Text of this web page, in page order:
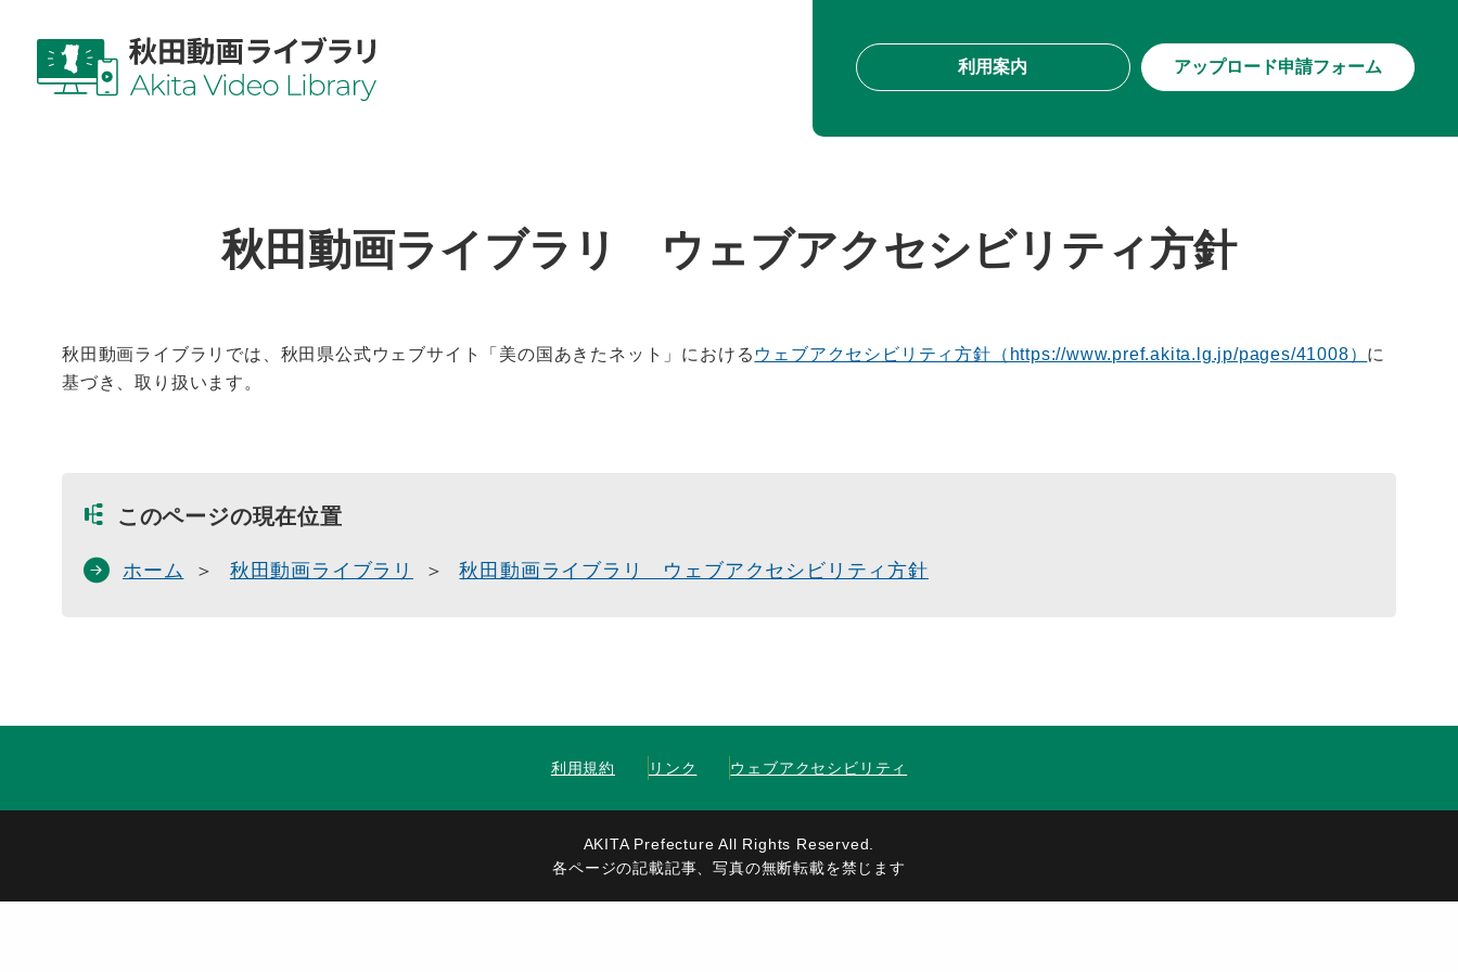
利用案内 アップロード申請フォーム
秋田動画ライブラリ ウェブアクセシビリティ方針
秋田動画ライブラリでは、秋田県公式ウェブサイト「美の国あきたネット」における ウェブアクセシビリティ方針（https://www.pref.akita.lg.jp/pages/41008） に
基づき、取り扱います。
このページの現在位置
ホーム 秋田動画ライブラリ 秋田動画ライブラリ ウェブアクセシビリティ方針
利用規約 リンク ウェブアクセシビリティ
AKITA Prefecture All Rights Reserved.
各ページの記載記事、写真の無断転載を禁じます